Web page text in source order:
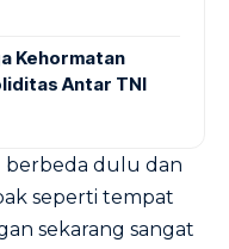
Kehormatan
Antar TNI
berbeda dulu dan
seperti tempat
sekarang sangat